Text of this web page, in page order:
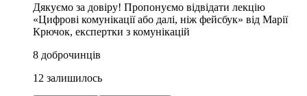
Дякуємо за довіру! Пропонуємо відвідати лекцію
«Цифрові комунікації або далі, ніж фейсбук» від Марії
Крючок, експертки з комунікацій
8 доброчинців
12 залишилось